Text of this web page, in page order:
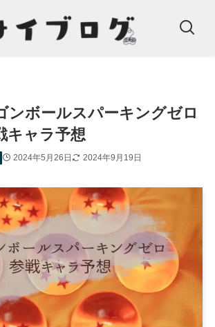
ンボールスパーキングゼロ
キャラ予想
2024年5月26日 2024年9月19日